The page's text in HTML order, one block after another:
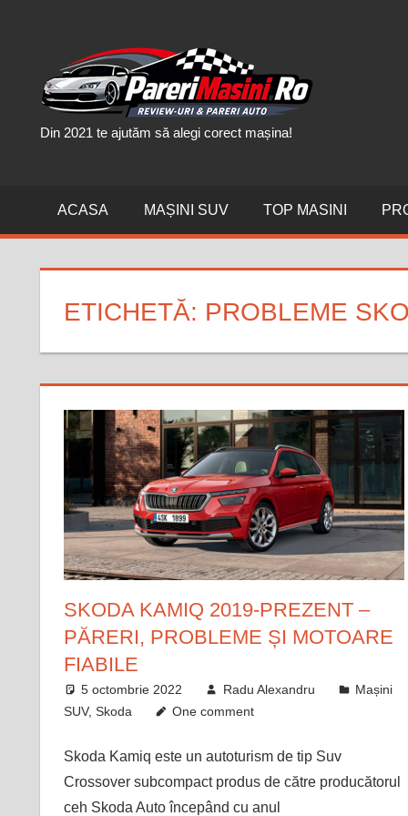
Din 2021 te ajutăm să alegi corect mașina!
ACASA MAȘINI SUV TOP MASINI
ETICHETĂ: PROBLEME
SKODA KAMIQ 2019-PREZENT –
PĂRERI, PROBLEME ȘI MOTOARE
FIABILE
5 octombrie 2022 Radu Alexandru
Mașini
SUV, Skoda One comment
Skoda Kamiq este un autoturism de tip Suv
Crossover subcompact produs de către producătorul
ceh Skoda Auto începând cu anul